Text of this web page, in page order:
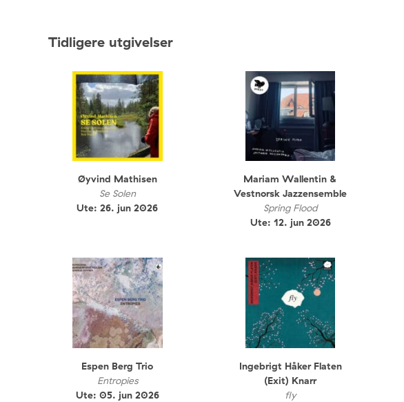
Tidligere utgivelser
Øyvind Mathisen
Se Solen
Ute: 26. jun 2026
Mariam Wallentin &
Vestnorsk Jazzensemble
Spring Flood
Ute: 12. jun 2026
Espen Berg Trio
Entropies
Ute: 05. jun 2026
Ingebrigt Håker Flaten
(Exit) Knarr
fly